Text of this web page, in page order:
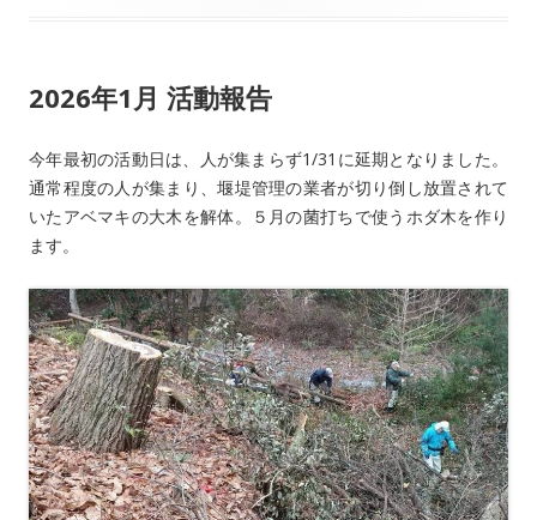
2026年1月 活動報告
今年最初の活動日は、人が集まらず1/31に延期となりました。
通常程度の人が集まり、堰堤管理の業者が切り倒し放置されて
いたアベマキの大木を解体。５月の菌打ちで使うホダ木を作り
ます。